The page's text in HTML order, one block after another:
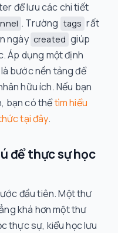
để lưu các chi tiết
. Trường tags rất
ngày created giúp
Áp dụng một định
bước nền tảng để
hữu ích. Nếu bạn
bạn có thểtìm hiểu
tại đây.
để thực sự học
đầu tiên. Một thư
khá hơn một thư
thực sự, kiểu học lưu